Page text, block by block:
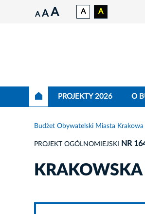
A A A A A
PROJEKTY 2026 O
Budżet Obywatelski Miasta
PROJEKT OGÓLNOMIEJSKI NR